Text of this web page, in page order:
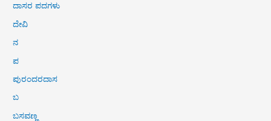
ದಾಸರ ಪದಗಳು
ದೇವಿ
ನ
ಪ
ಪುರಂದರದಾಸ
ಬ
ಬಸವಣ್ಣ